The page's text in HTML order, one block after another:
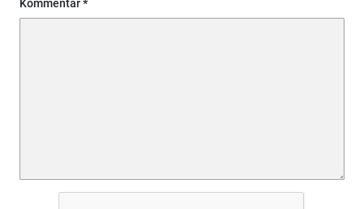
Kommentar